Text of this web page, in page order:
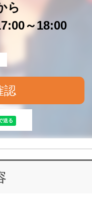
ら
～18:00
認